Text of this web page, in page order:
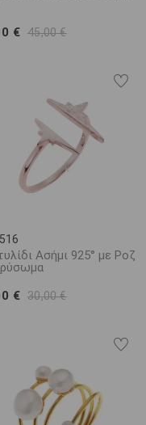
€ 45,00 €
Ασήμι 925° με Ροζ
€ 30,00 €